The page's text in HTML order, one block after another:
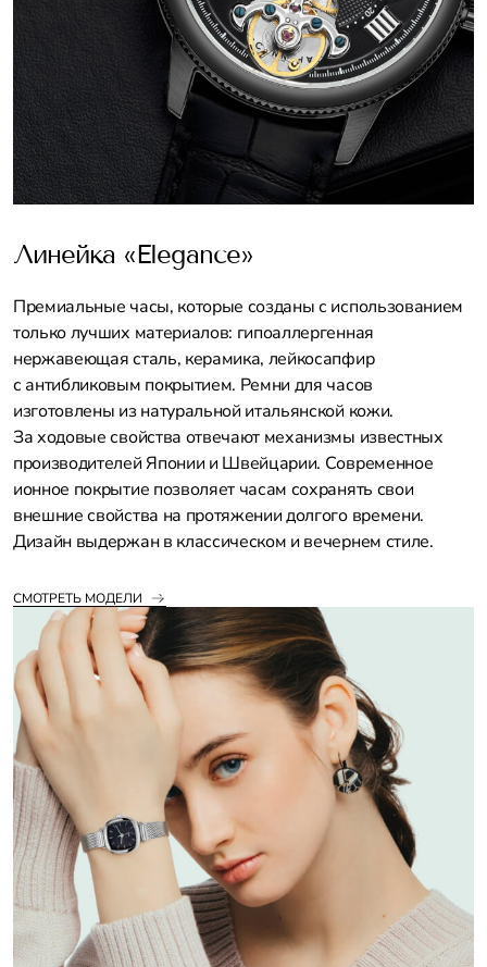
Линейка «Elegance»
Премиальные часы, которые созданы с использованием
только лучших материалов: гипоаллергенная
нержавеющая сталь, керамика, лейкосапфир
с антибликовым покрытием. Ремни для часов
изготовлены из натуральной итальянской кожи.
За ходовые свойства отвечают механизмы известных
производителей Японии и Швейцарии. Современное
ионное покрытие позволяет часам сохранять свои
внешние свойства на протяжении долгого времени.
Дизайн выдержан в классическом и вечернем стиле.
СМОТРЕТЬ МОДЕЛИ